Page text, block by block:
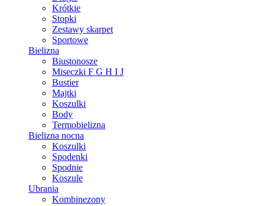
Krótkie
Stopki
Zestawy skarpet
Sportowe
Bielizna
Biustonosze
Miseczki F G H I J
Bustier
Majtki
Koszulki
Body
Termobielizna
Bielizna nocna
Koszulki
Spodenki
Spodnie
Koszule
Ubrania
Kombinezony